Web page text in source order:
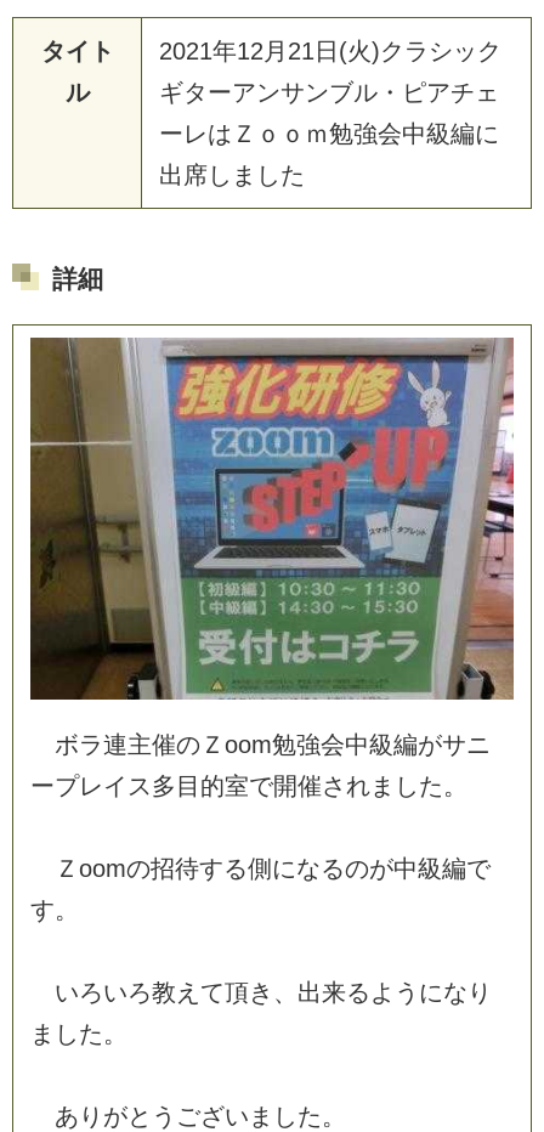
タイト
ル
2021年12月21日(火)クラシック
ギターアンサンブル・ピアチェ
ーレはＺｏｏｍ勉強会中級編に
出席しました
詳細
ボラ連主催の Ｚ oom勉強会中級編がサニ
ープレイ ス多 目 的室で開催さ れま した。
Ｚ oomの招待する側 になるのが中級編で
す。
いろいろ教え て頂き 、 出来る よ う にな り
ま した。
あ り がと う ござい ま した。